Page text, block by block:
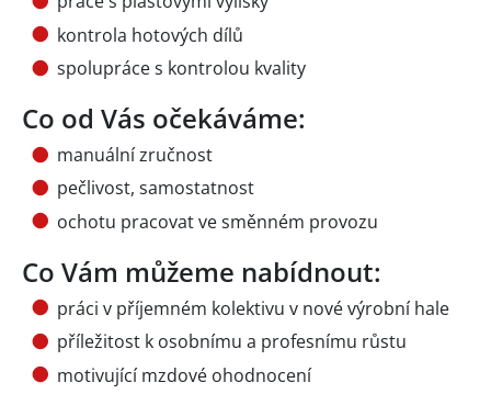
kontrola hotových dílů
spolupráce s kontrolou kvality
Co od Vás očekáváme:
manuální zručnost
pečlivost, samostatnost
ochotu pracovat ve směnném provozu
Co Vám můžeme nabídnout:
práci v příjemném kolektivu v nové výrobní hale
příležitost k osobnímu a profesnímu růstu
motivující mzdové ohodnocení